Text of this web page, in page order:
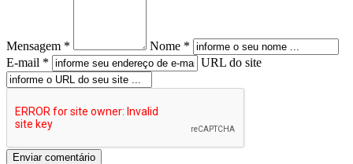
Mensagem *
Nome *
E-mail *
URL do site